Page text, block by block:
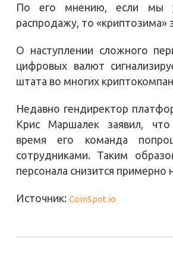
По его мнению, если мы
распродажу, то «криптозима»
О наступлении сложного
цифровых валют
штата во многих
Недавно гендиректор
Крис Маршалек заявил,
время его команда
сотрудниками. Таким
персонала снизится примерно
Источник: CoinSpot.io